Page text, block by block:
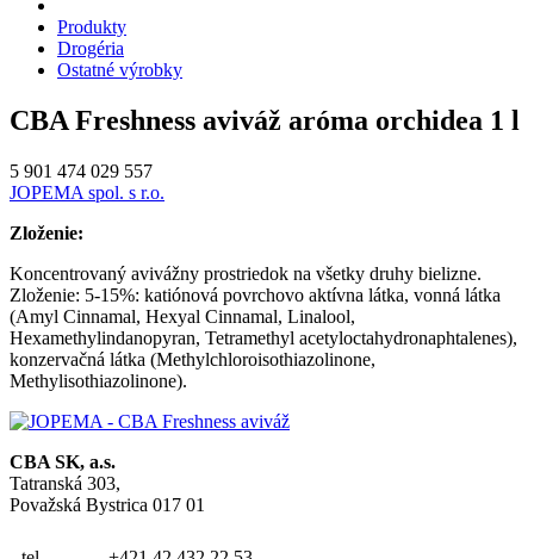
Produkty
Drogéria
Ostatné výrobky
CBA Freshness aviváž aróma orchidea 1 l
5 901 474 029 557
JOPEMA spol. s r.o.
Zloženie:
Koncentrovaný avivážny prostriedok na všetky druhy bielizne.
Zloženie: 5-15%: katiónová povrchovo aktívna látka, vonná látka
(Amyl Cinnamal, Hexyal Cinnamal, Linalool,
Hexamethylindanopyran, Tetramethyl acetyloctahydronaphtalenes),
konzervačná látka (Methylchloroisothiazolinone,
Methylisothiazolinone).
CBA SK, a.s.
Tatranská 303,
Považská Bystrica 017 01